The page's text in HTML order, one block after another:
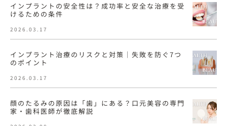
インプラントの安全性は？成功率と安全な治療を受
けるための条件
2026.03.17
インプラント治療のリスクと対策｜失敗を防ぐ7つ
のポイント
2026.03.17
顔のたるみの原因は「歯」にある？口元美容の専門
家・歯科医師が徹底解説